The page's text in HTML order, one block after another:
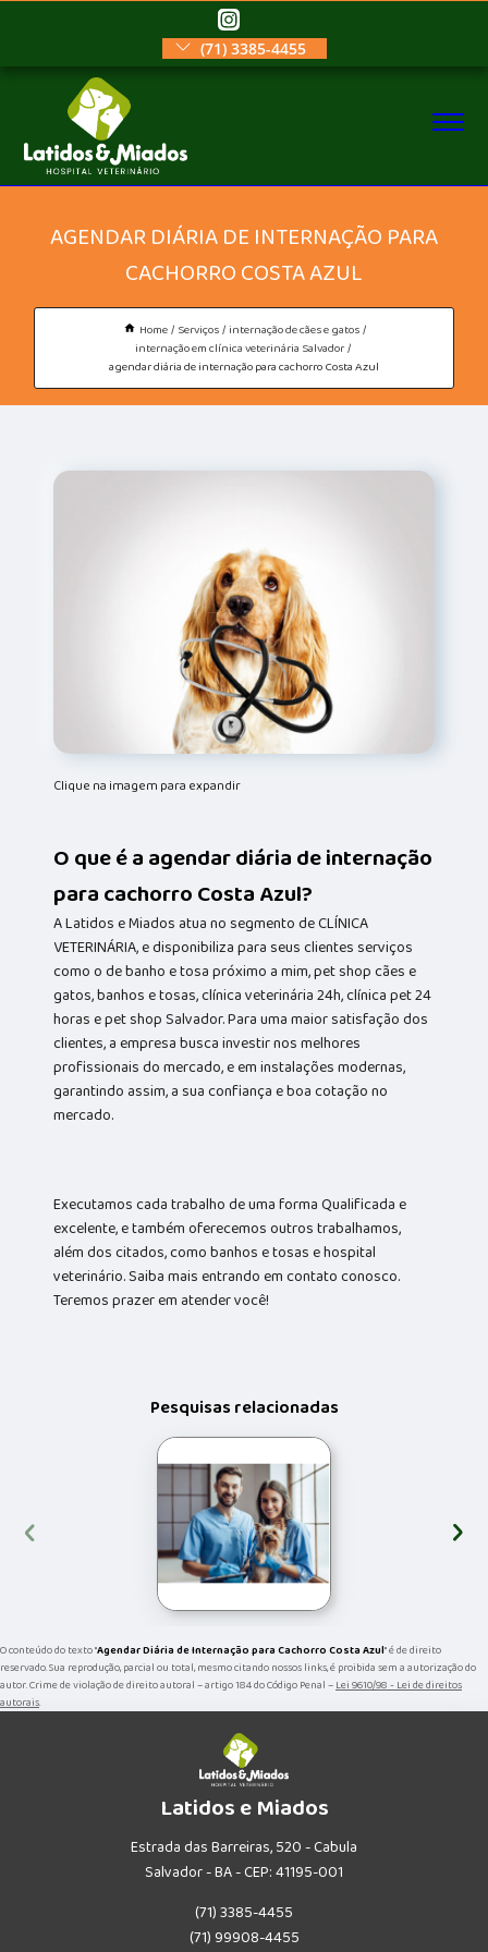
(71) 3385-4455
AGENDAR DIÁRIA DE INTERNAÇÃO PARA
CACHORRO COSTA AZUL
Home Serviços
internação de cães e gatos
internação em clínica veterinária Salvador
agendar diária de internação para cachorro Costa Azul
Clique na imagem para expandir
O que é a agendar diária de internação
para cachorro Costa Azul?
A Latidos e Miados atua no segmento de CLÍNICA
VETERINÁRIA, e disponibiliza para seus clientes serviços
como o de banho e tosa próximo a mim, pet shop cães e
gatos, banhos e tosas, clínica veterinária 24h, clínica pet 24
horas e pet shop Salvador. Para uma maior satisfação dos
clientes, a empresa busca investir nos melhores
profissionais do mercado, e em instalações modernas,
garantindo assim, a sua confiança e boa cotação no
mercado.
Executamos cada trabalho de uma forma Qualificada e
excelente, e também oferecemos outros trabalhamos,
além dos citados, como banhos e tosas e hospital
veterinário. Saiba mais entrando em contato conosco.
Teremos prazer em atender você!
Pesquisas relacionadas
‹ ›
O conteúdo do texto "Agendar Diária de Internação para Cachorro Costa Azul" é de direito
reservado. Sua reprodução, parcial ou total, mesmo citando nossos links, é proibida sem a autorização do
autor. Crime de violação de direito autoral – artigo 184 do Código Penal –Lei 9610/98 - Lei de direitos
autorais.
Latidos e Miados
Estrada das Barreiras, 520 - Cabula
Salvador - BA - CEP: 41195-001
(71) 3385-4455
(71) 99908-4455